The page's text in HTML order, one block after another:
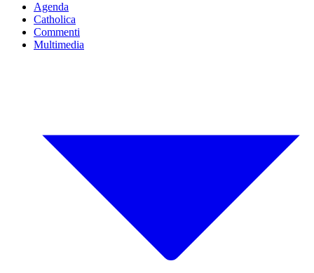
Agenda
Catholica
Commenti
Multimedia